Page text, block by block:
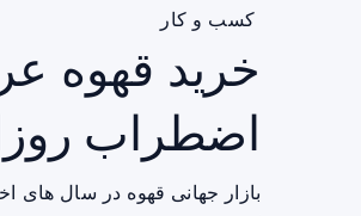
کسب و کار
خرید قهوه
اضطراب
بازار جهانی قهوه در سال ‌های